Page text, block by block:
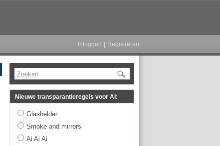
Inloggen Registreren
Zoeken
Nieuwe transparantieregels voor AI:
Glashelder
Smoke and mirrors
Ai Ai Ai